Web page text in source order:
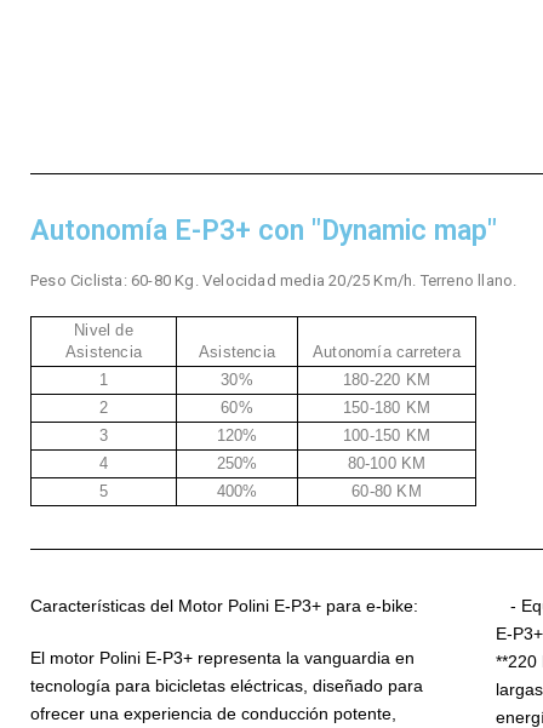
Autonomía E-P3+ con "Dynamic map"
Peso Ciclista: 60-80 Kg. Velocidad media 20/25 Km/h. Terreno llano.
Nivel de
Asistencia
Asistencia
Autonomía carretera
1
30%
180-220 KM
2
60%
150-180 KM
3
120%
100-150 KM
4
250%
80-100 KM
5
400% 60-80 KM
Características del Motor Polini E-P3+ para e-bike:
El motor Polini E-P3+ representa la vanguardia en
tecnología para bicicletas eléctricas, diseñado para
ofrecer una experiencia de conducción potente,
-
E-
**220